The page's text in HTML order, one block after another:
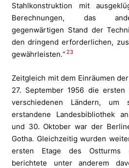
Stahlkonstruktion mit
Berechnungen, das
gegenwärtigen Stand der
den dringend erforderlichen,
gewährleisten.“23
Zeitgleich mit dem Einräumen
27. September 1956 die ersten
verschiedenen Ländern,
erstandene Landesbibliothek
und 30. Oktober war der
Gotha. Gleichzeitig wurden
ersten Etage des Ostturms
berichtete unter anderem